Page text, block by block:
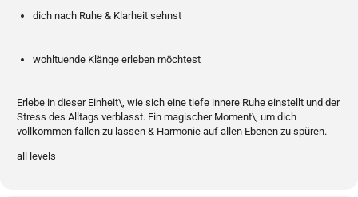
dich nach Ruhe & Klarheit sehnst
wohltuende Klänge erleben möchtest
Erlebe in dieser Einheit\, wie sich eine tiefe innere Ruhe einstellt und der
Stress des Alltags verblasst. Ein magischer Moment\, um dich
vollkommen fallen zu lassen & Harmonie auf allen Ebenen zu spüren.
all levels